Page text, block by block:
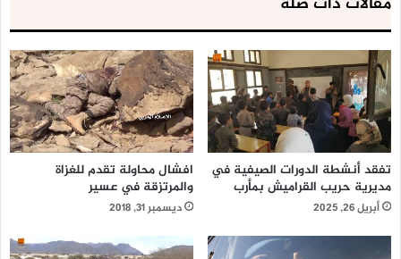
تفقد أنشطة الدورات الصيفية في
مديرية حريب القراميش بمأرب
أبريل 26, 2025
افشال محاولة تقدم للغزاة
والمرتزقة في عسير
ديسمبر 31, 2018